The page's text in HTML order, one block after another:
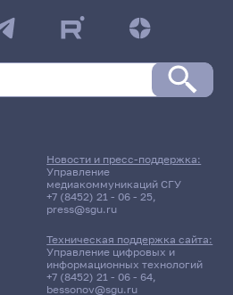
ОБНОВЛЕНИЯ:
28.01.2026
анатомия и
мат
Новости и пресс-поддержка:
Управление
медиакоммуникаций СГУ
+7 (8452) 21 - 06 - 25,
press@sgu.ru
Техническая поддержка сайта:
Управление цифровых и
информационных технологий
+7 (8452) 21 - 06 - 64,
bessonov@sgu.ru